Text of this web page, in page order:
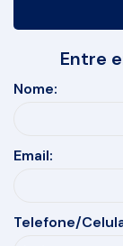
Entre
Nome:
Email:
Telefone/